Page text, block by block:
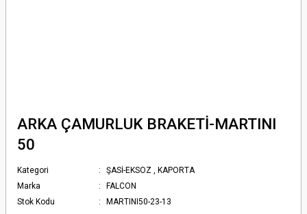
ARKA ÇAMURLUK BRAKETİ-MARTINI
50
Kategori ŞASİ-EKSOZ , KAPORTA
Marka
FALCON
Stok Kodu
MARTINI50-23-13